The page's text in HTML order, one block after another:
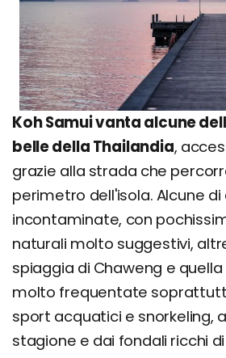
Koh Samui vanta alcune
belle della Thailandia,
grazie alla strada che
perimetro dell'isola. Alcune di
incontaminate, con
naturali molto suggestivi,
spiaggia di Chaweng e quella
molto frequentate
sport acquatici e snorkeling,
stagione e dai fondali ricchi